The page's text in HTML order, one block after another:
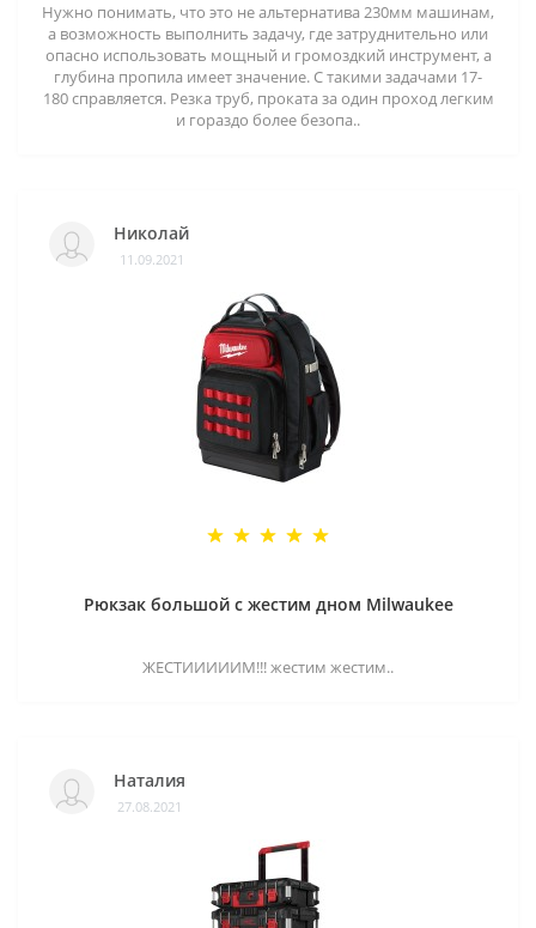
Нужно понимать, что это не альтернатива 230мм машинам,
а возможность выполнить задачу, где затруднительно или
опасно использовать мощный и громоздкий инструмент, а
глубина пропила имеет значение. С такими задачами 17-
180 справляется. Резка труб, проката за один проход легким
и гораздо более безопа..
Николай
11.09.2021
Рюкзак большой с жестим дном Milwaukee
ЖЕСТИИИИИМ!!! жестим жестим..
Наталия
27.08.2021